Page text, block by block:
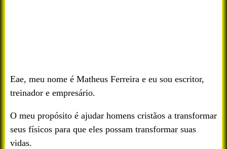
Eae, meu nome é Matheus Ferreira e eu sou escritor,
treinador e empresário.
O meu propósito é ajudar homens cristãos a transformar
seus físicos para que eles possam transformar suas
vidas.